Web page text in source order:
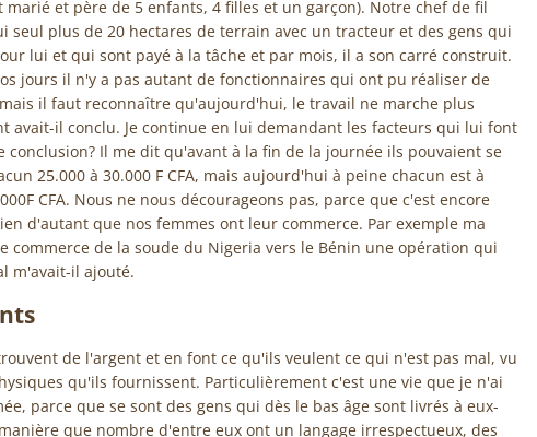
marié et père de 5 enfants, 4 filles et un garçon). Notre chef de fil
seul plus de 20 hectares de terrain avec un tracteur et des gens qui
lui et qui sont payé à la tâche et par mois, il a son carré construit.
jours il n'y a pas autant de fonctionnaires qui ont pu réaliser de
il faut reconnaître qu'aujourd'hui, le travail ne marche plus
avait-il conclu. Je continue en lui demandant les facteurs qui lui font
conclusion? Il me dit qu'avant à la fin de la journée ils pouvaient se
25.000 à 30.000 F CFA, mais aujourd'hui à peine chacun est à
CFA. Nous ne nous décourageons pas, parce que c'est encore
d'autant que nos femmes ont leur commerce. Par exemple ma
commerce de la soude du Nigeria vers le Bénin une opération qui
m'avait-il ajouté.
de l'argent et en font ce qu'ils veulent ce qui n'est pas mal, vu
qu'ils fournissent. Particulièrement c'est une vie que je n'ai
parce que se sont des gens qui dès le bas âge sont livrés à eux-
que nombre d'entre eux ont un langage irrespectueux, des